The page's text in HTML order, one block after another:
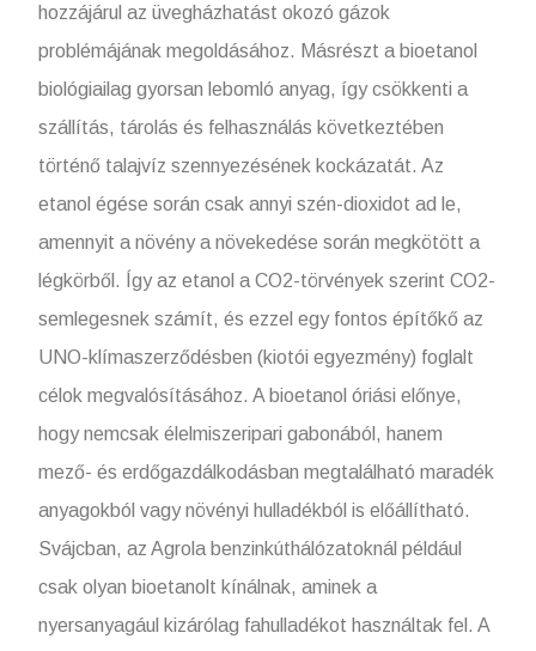
hozzájárul az üvegházhatást okozó gázok
problémájának megoldásához. Másrészt a bioetanol
biológiailag gyorsan lebomló anyag, így csökkenti a
szállítás, tárolás és felhasználás következtében
történő talajvíz szennyezésének kockázatát. Az
etanol égése során csak annyi szén-dioxidot ad le,
amennyit a növény a növekedése során megkötött a
légkörből. Így az etanol a CO2-törvények szerint CO2-
semlegesnek számít, és ezzel egy fontos építőkő az
UNO-klímaszerződésben (kiotói egyezmény) foglalt
célok megvalósításához. A bioetanol óriási előnye,
hogy nemcsak élelmiszeripari gabonából, hanem
mező- és erdőgazdálkodásban megtalálható maradék
anyagokból vagy növényi hulladékból is előállítható.
Svájcban, az Agrola benzinkúthálózatoknál például
csak olyan bioetanolt kínálnak, aminek a
nyersanyagául kizárólag fahulladékot használtak fel. A